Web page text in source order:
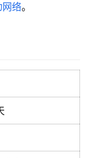
网络。